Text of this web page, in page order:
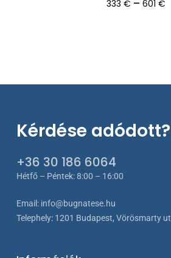
333€ – 601€
Kérdése adódott?
+36 30 186 6064
Hétfő – Péntek: 8:00 – 16:00
Email: info@bugnatese.hu
Telephely: 1201 Budapest, Vörösmarty